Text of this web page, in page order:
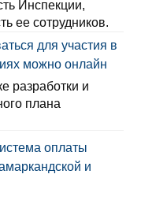
Инспекции,
ее сотрудников.
для участия в
можно онлайн
разработки и
плана
оплаты
и